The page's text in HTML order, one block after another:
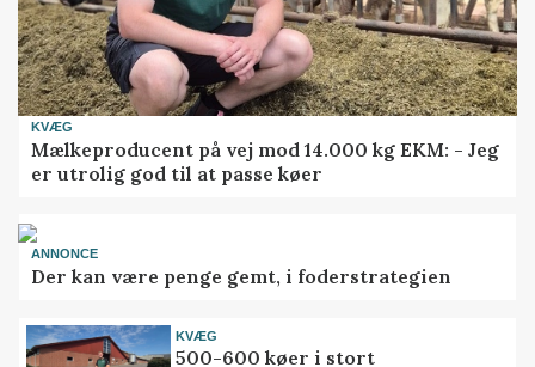
KVÆG
Mælkeproducent på vej mod 14.000 kg EKM: - Jeg
er utrolig god til at passe køer
ANNONCE
Der kan være penge gemt, i foderstrategien
KVÆG
500-600 køer i stort